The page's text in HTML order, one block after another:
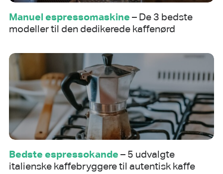
Manuel espressomaskine – De 3 bedste
modeller til den dedikerede kaffenørd
Bedste espressokande – 5 udvalgte
italienske kaffebryggere til autentisk kaffe